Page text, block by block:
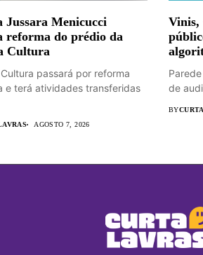
Jussara Menicucci
reforma do prédio da
Cultura
passará por reforma
e terá atividades transferidas
AGOSTO 7, 2026
Vinis,
de
BY